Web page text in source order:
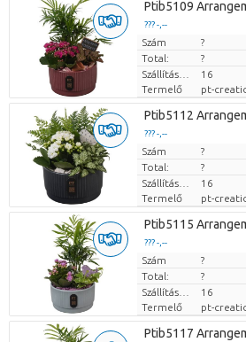
Ptib5109
??? -,--
Darabb ár
Szám ?
Total:
?
Szállítási magasság
16
Termelő
pt-
Ptib5112
??? -,--
Darabb ár
Szám ?
Total:
?
Szállítási magasság
16
Termelő
pt-
Ptib5115
??? -,--
Darabb ár
Szám ?
Total:
?
Szállítási magasság
16
Termelő
pt-
Ptib5117